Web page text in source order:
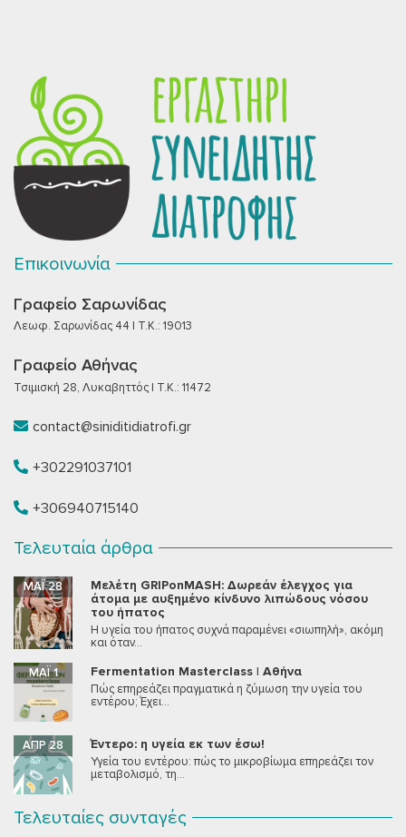
Επικοινωνία
Γραφείο Σαρωνίδας
Λεωφ. Σαρωνίδας 44 | T.K.: 19013
Γραφείο Αθήνας
Τσιμισκή 28, Λυκαβηττός | T.K.: 11472
contact@siniditidiatrofi.gr
+302291037101
+306940715140
Τελευταία άρθρα
Μελέτη GRIPonMASH: Δωρεάν έλεγχος για
άτομα με αυξημένο κίνδυνο λιπώδους νόσου
του ήπατος
ΜΆΙ 28
Η υγεία του ήπατος συχνά παραμένει «σιωπηλή», ακόμη
και όταν...
Fermentation Masterclass | Αθήνα
ΜΆΙ 1
Πώς επηρεάζει πραγματικά η ζύμωση την υγεία του
εντέρου; Έχει...
Έντερο: η υγεία εκ των έσω!
ΑΠΡ 28
Υγεία του εντέρου: πώς το μικροβίωμα επηρεάζει τον
μεταβολισμό, τη...
Τελευταίες συνταγές